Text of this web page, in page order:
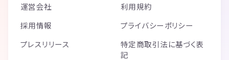
運営会社
採用情報
プレスリリース
利用規約
プライバシーポリシー
特定商取引法に基づく表
記